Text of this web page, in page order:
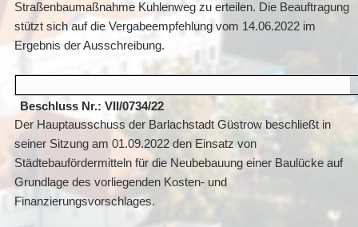
Straßenbaumaßnahme Kuhlenweg zu erteilen. Die Beauftragung
stützt sich auf die Vergabeempfehlung vom 14.06.2022 im
Ergebnis der Ausschreibung.
Beschluss Nr.: VII/0734/22
Der Hauptausschuss der Barlachstadt Güstrow beschließt in
seiner Sitzung am 01.09.2022 den Einsatz von
Städtebaufördermitteln für die Neubebauung einer Baulücke auf
Grundlage des vorliegenden Kosten- und
Finanzierungsvorschlages.